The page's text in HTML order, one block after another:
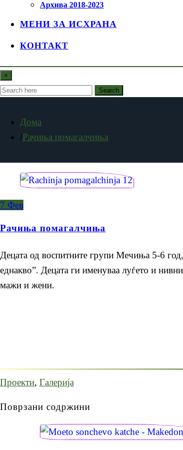
Архива 2018-2023
МЕНИ ЗА ИСХРАНА
КОНТАКТ
×
Search
Дома
Рачиња помагалчиња
7 Фев
Рачиња помагалчиња
Децата од воспитните групи Мечиња 5-6
еднакво”. Децата ги именуваа луѓето и
мажи и жени.
Проекти, Галерија
Поврзани содржини